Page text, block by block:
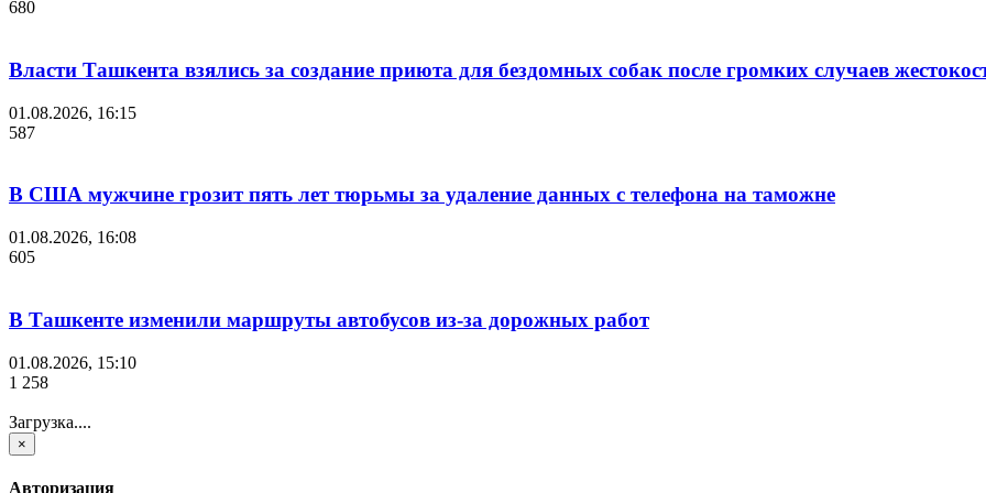
680
Власти Ташкента взялись за создание приюта для бездомных собак после громких случаев
01.08.2026, 16:15
587
В США мужчине грозит пять лет тюрьмы за удаление данных с телефона на таможне
01.08.2026, 16:08
605
В Ташкенте изменили маршруты автобусов из-за дорожных работ
01.08.2026, 15:10
1 258
Загрузка....
×
Авторизация